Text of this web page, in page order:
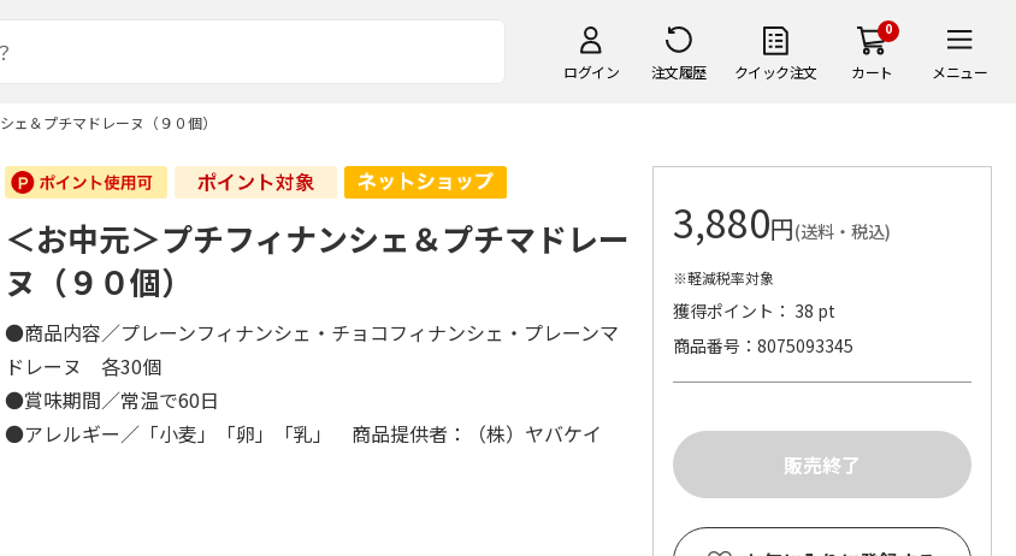
ログイン 注文履歴 クイック注文
0
カート メニュー
ェ＆プチマドレーヌ（９０個）
＜お中元＞プチフィナンシェ＆プチマドレー
ヌ（９０個）
●商品内容／プレーンフィナンシェ・チョコフィナンシェ・プレーンマ
ドレーヌ 各30個
●賞味期間／常温で60日
●アレルギー／「小麦」「卵」「乳」 商品提供者：（株）ヤバケイ
3,880円(送料・税込)
※軽減税率対象
獲得ポイント： 38 pt
商品番号
8075093345